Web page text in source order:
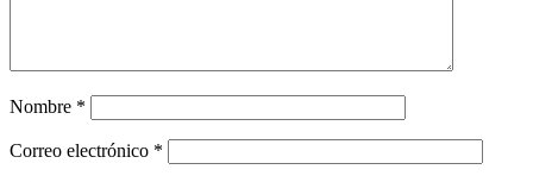
Nombre *
Correo electrónico *